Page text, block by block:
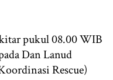
pukul 08.00 WIB
Dan Lanud
Rescue)